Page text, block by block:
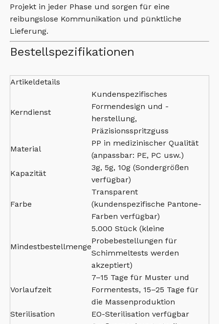
Projekt in jeder Phase und sorgen für eine
reibungslose Kommunikation und pünktliche
Lieferung.
Bestellspezifikationen
Artikeldetails
Kerndienst
Kundenspezifisches
Formendesign und -
herstellung,
Präzisionsspritzguss
Material
PP in medizinischer Qualität
(anpassbar: PE, PC usw.)
Kapazität
3g, 5g, 10g (Sondergrößen
verfügbar)
Farbe
Transparent
(kundenspezifische Pantone-
Farben verfügbar)
Mindestbestellmenge
5.000 Stück (kleine
Probebestellungen für
Schimmeltests werden
akzeptiert)
Vorlaufzeit
7–15 Tage für Muster und
Formentests, 15–25 Tage für
die Massenproduktion
Sterilisation
EO-Sterilisation verfügbar